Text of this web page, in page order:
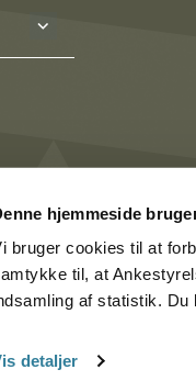
hjemmeside
bruger cookies til at
til, at
af statistik.
detaljer